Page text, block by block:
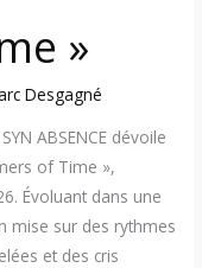
»
Desgagné
ABSENCE dévoile
of Time »,
Évoluant dans une
mise sur des rythmes
et des cris